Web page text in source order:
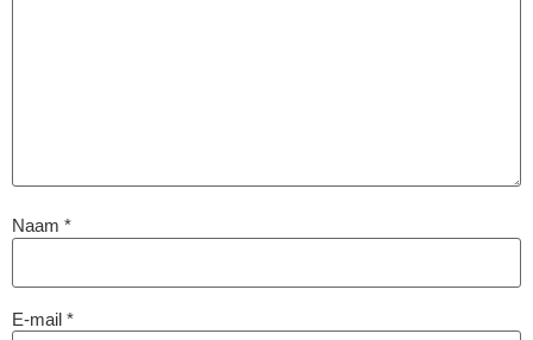
Naam *
E-mail *